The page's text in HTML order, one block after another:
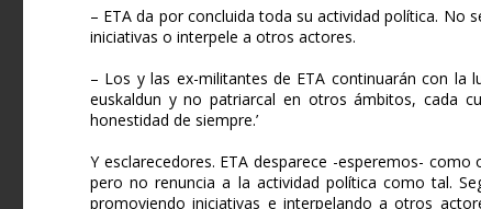
– ETA da por concluida toda su actividad política. No
iniciativas o interpele a otros actores.
– Los y las ex-militantes de ETA continuarán con la
euskaldun y no patriarcal en otros ámbitos, cada
honestidad de siempre.’
Y esclarecedores. ETA desparece -esperemos-
pero no renuncia a la actividad política como tal.
promoviendo iniciativas e interpelando a otros